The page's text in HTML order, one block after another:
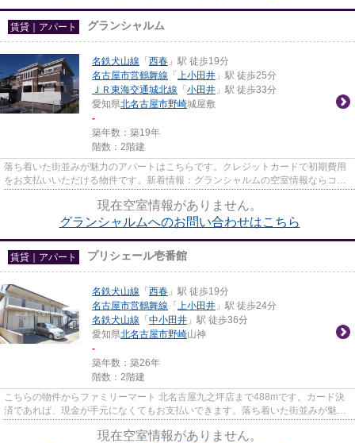
賃貸｜アパート グランシャルム
名鉄犬山線 「 西春 」駅 徒歩19分
名古屋市営鶴舞線 「 上小田井 」駅 徒歩25分
ＪＲ東海交通城北線 「 小田井 」駅 徒歩33分
愛知県北名古屋市野崎城屋敷
-
築年数：築19年
階数：2階建
落ち着いた街並みが魅力のアパートはこちらです。クレジットカードで初期費用
をお支払いいただける物件です。新着情報：グランシャルムの空室情報ならコチ
現在空室情報がありません。
グランシャルムへのお問い合わせはこちら
賃貸｜アパート プリシェール壱番館
名鉄犬山線 「 西春 」駅 徒歩19分
名古屋市営鶴舞線 「 上小田井 」駅 徒歩24分
名鉄犬山線 「 中小田井 」駅 徒歩36分
愛知県北名古屋市野崎山神
-
築年数：築26年
階数：2階建
こちらの物件からファミリーマート 北名古屋九之坪店まで488mです。カード決
済であれば、現金が手元になくてもお支払いできます。落ち着いた街並みが魅力
現在空室情報がありません。